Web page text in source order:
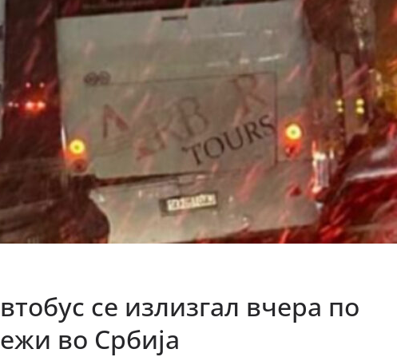
се излизгал вчера по
во Србија